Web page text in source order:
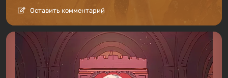
Оставить комментарий